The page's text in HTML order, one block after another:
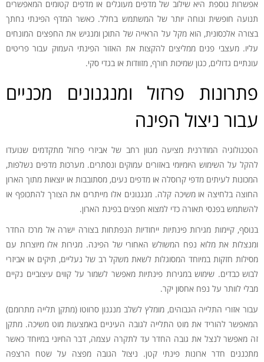
אפשרות נוספת היא שילוב של מדפים מעוגלים או מדפים קטומים המאפשרים
תנועה חופשית ונוחה יותר של המשתמש בחלל. כאשר המדף הפינתי נחתך
בצורה אלכסונית, הוא מקל על הראייה של התוכן ומנגיש את החפצים המונחים
עליו. מעצבי פנים ממליצים להקצות את האזור הפינתי העמוק עבור פריטים
עונתיים גדולים, כגון שמיכות חורף, מזוודות או בגדי סקי.
פתרונות פרזול ומנגנונים מכניים
עבור ניצול הפינה
הטכנולוגיה המודרנית מציעה מגוון רחב של אביזרי פרזול מתקדמים שנועדו
להקל על השימוש היומיומי באזורים עמוקים ונסתרים. מערכות מדפים נשלפות,
המכונות לעיתים מדפי קרוסלה או מדפים נעים, מסתובבות או יוצאות מתוך הארון
החוצה בלחיצה או משיכה קלה. מנגנונים אלו מייתרים את הצורך להתכופף או
להשתמש בפנסי תאורה כדי למצוא חפצים בפינת הארון.
בנוסף, קיימות מגירות פינתיות ייחודיות הנפתחות בצורה ישרה אל מרכז החדר
ומנצלות את מלוא נפח המשולש האחורי של הפינה. מגירות אלו מיוצרות עם
מסילות חזקות במיוחד המסוגלות לשאת משקל רב של נעליים, תיקים או אביזרי
לבוש כבדים. שימוש במגירות פינתיות מאפשר לשמור על קווים עיצוביים נקיים
מבלי לוותר על נפח אחסון יקר.
עבור אזורי התלייה הגבוהים, מומלץ לשלב מנגנון סרווטו (מתקן תלייה מתרומם)
המאפשר להוריד את מוט התלייה לגובה העיניים באמצעות מוט משיכה. מתקן
זה מאפשר לנצל את גובה החדר עד לתקרה עצמה, דבר החיוני במיוחד כאשר
מתכננים חדר ארונות פינתי קטן. ניצול הגובה מפצה על שטח הרצפה